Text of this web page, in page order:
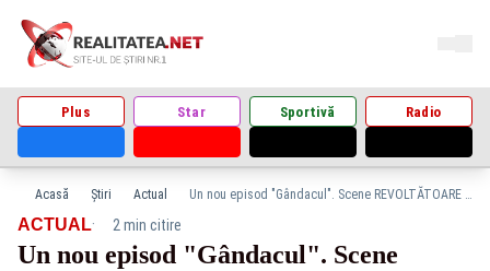
Plus Star Sportivă Radio
Acasă Știri Actual Un nou episod "Gândacul". Scene REVOLTĂTOARE filmate într-un spital, la secția CHIRURGIE
ACTUAL· 2 min citire
Un nou episod "Gândacul". Scene